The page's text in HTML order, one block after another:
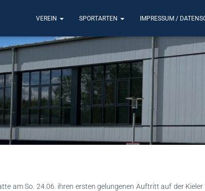
VEREIN SPORTARTEN IMPRESSUM /
am So. 24.06. ihren ersten gelungenen Auftritt auf der